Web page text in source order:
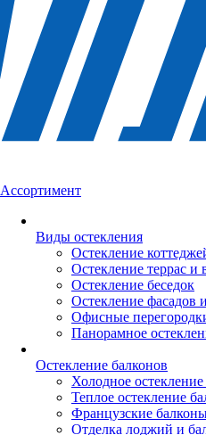
Ассортимент
Виды остекления
Остекление
Остекление террас и
Остекление беседок
Остекление фасадов
Офисные
Панорамное
Остекление балконов
Холодное остекление
Теплое остекление
Французские
Отделка лоджий и